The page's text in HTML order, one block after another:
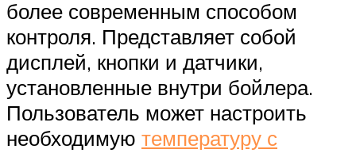
более современным способом
контроля. Представляет собой
дисплей, кнопки и датчики,
установленные внутри бойлера.
Пользователь может настроить
необходимую температуру с